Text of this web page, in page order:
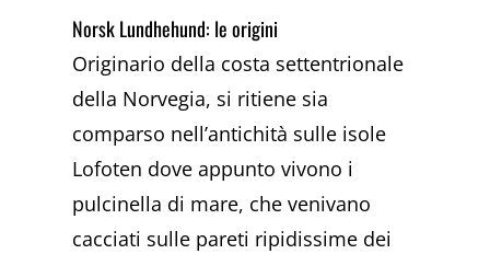
Norsk Lundhehund: le origini
Originario della costa settentrionale
della Norvegia, si ritiene sia
comparso nell’antichità sulle isole
Lofoten dove appunto vivono i
pulcinella di mare, che venivano
cacciati sulle pareti ripidissime dei